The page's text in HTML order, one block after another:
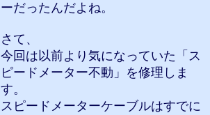
ーだったんだよね。
さて、
今回は以前より気になっていた「ス
ピードメーター不動」を修理しま
す。
スピードメーターケーブルはすでに